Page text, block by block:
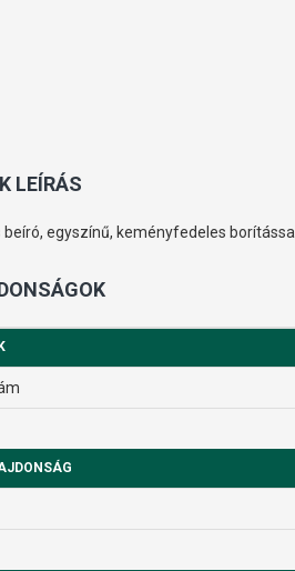
LEÍRÁS
beíró, egyszínű, keményfedeles borítással.